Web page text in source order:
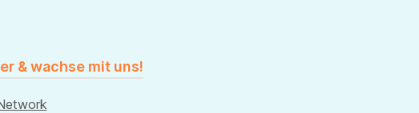
& wachse mit uns!